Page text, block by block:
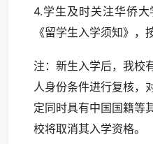
4.学生及时关注华侨
《留学生入学须知》，
注：新生入学后，我校
人身份条件进行复核，
定同时具有中国国籍等
校将取消其入学资格。